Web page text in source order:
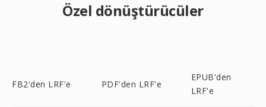
Özel dönüştürücüler
FB2'den LRF'e PDF'den LRF'e
EPUB'den
LRF'e